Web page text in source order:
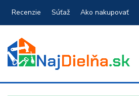
Recenzie Súťaž Ako nakupovať